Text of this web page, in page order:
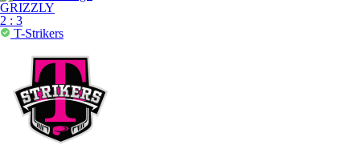
GRIZZLY
2 : 3
T-Strikers